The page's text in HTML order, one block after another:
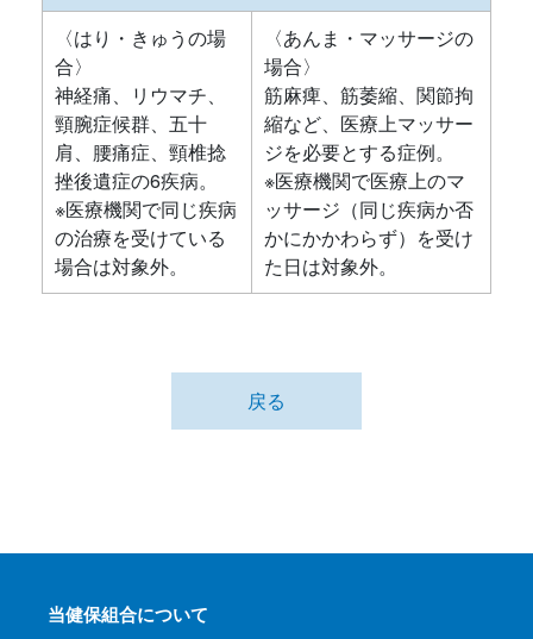
〈はり・きゅうの場
合〉
神経痛、リウマチ、
頸腕症候群、五十
肩、腰痛症、頸椎捻
挫後遺症の6疾病。
※医療機関で同じ疾病
の治療を受けている
場合は対象外。
〈あんま・マッサージの
場合〉
筋麻痺、筋萎縮、関節拘
縮など、医療上マッサー
ジを必要とする症例。
※医療機関で医療上のマ
ッサージ（同じ疾病か否
かにかかわらず）を受け
た日は対象外。
戻る
当健保組合について